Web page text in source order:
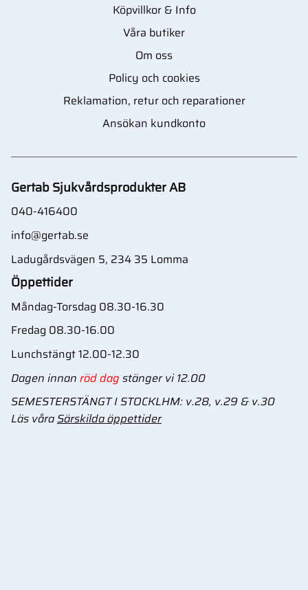
Köpvillkor & Info
Våra butiker
Om oss
Policy och cookies
Reklamation, retur och reparationer
Ansökan kundkonto
Gertab Sjukvårdsprodukter AB
040-416400
info@gertab.se
Ladugårdsvägen 5, 234 35 Lomma
Öppettider
Måndag-Torsdag 08.30-16.30
Fredag 08.30-16.00
Lunchstängt 12.00-12.30
Dagen innan röd dag stänger vi 12.00
SEMESTERSTÄNGT I STOCKLHM: v.28, v.29 & v.30
Läs våraSärskilda öppettider